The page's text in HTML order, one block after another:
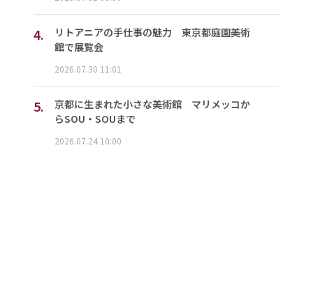
4.
リトアニアの手仕事の魅力 東京都庭園美術
館で展覧会
2026.07.30 11:01
5.
京都に生まれた小さな美術館 マリメッコか
らSOU・SOUまで
2026.07.24 10:00